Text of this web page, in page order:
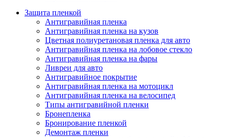
Защита пленкой
Антигравийная пленка
Антигравийная пленка на кузов
Цветная полиуретановая пленка для авто
Антигравийная пленка на лобовое стекло
Антигравийная пленка на фары
Ливреи для авто
Антигравийное покрытие
Антигравийная пленка на мотоцикл
Антигравийная пленка на велосипед
Типы антигравийной пленки
Бронепленка
Бронирование пленкой
Демонтаж пленки